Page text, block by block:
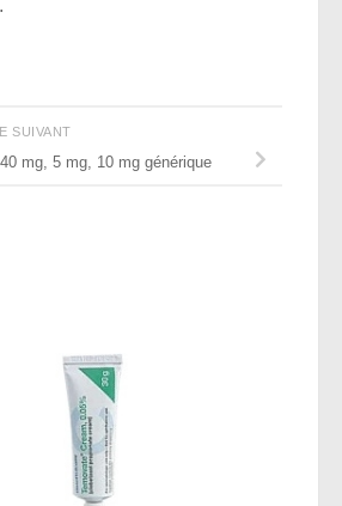
SUIVANT
mg, 5 mg, 10 mg générique